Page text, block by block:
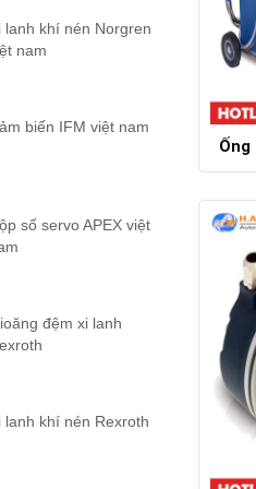
lanh khí nén Norgren
nam
biến IFM việt nam
số servo APEX việt
đệm xi lanh
lanh khí nén Rexroth